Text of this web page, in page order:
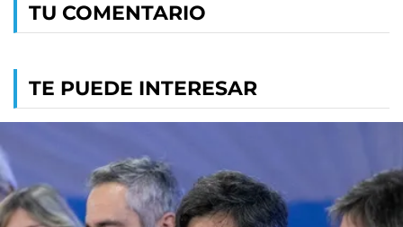
TU COMENTARIO
TE PUEDE INTERESAR